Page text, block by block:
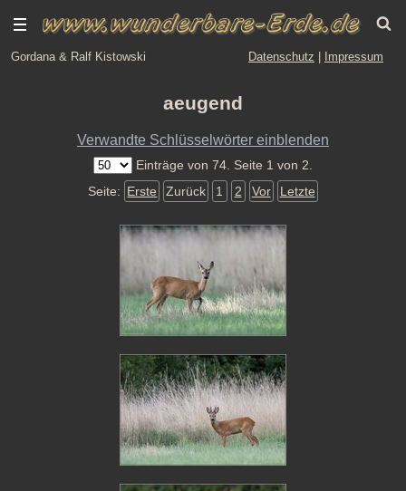
Gordana & Ralf Kistowski Datenschutz Impressum
aeugend
Verwandte Schlüsselwörter einblenden
Einträge von 74. Seite 1 von 2.
Seite: Erste Zurück 1 2 Vor Letzte